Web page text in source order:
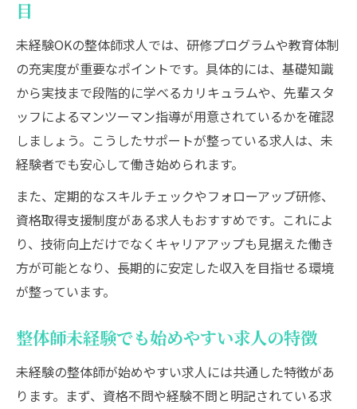
目
未経験OKの整体師求人では、研修プログラムや教育体制
の充実度が重要なポイントです。具体的には、基礎知識
から実技まで段階的に学べるカリキュラムや、先輩スタ
ッフによるマンツーマン指導が用意されているかを確認
しましょう。こうしたサポートが整っている求人は、未
経験者でも安心して働き始められます。
また、定期的なスキルチェックやフォローアップ研修、
資格取得支援制度がある求人もおすすめです。これによ
り、技術向上だけでなくキャリアアップも見据えた働き
方が可能となり、長期的に安定した収入を目指せる環境
が整っています。
整体師未経験でも始めやすい求人の特徴
未経験の整体師が始めやすい求人には共通した特徴があ
ります。まず、資格不問や経験不問と明記されている求